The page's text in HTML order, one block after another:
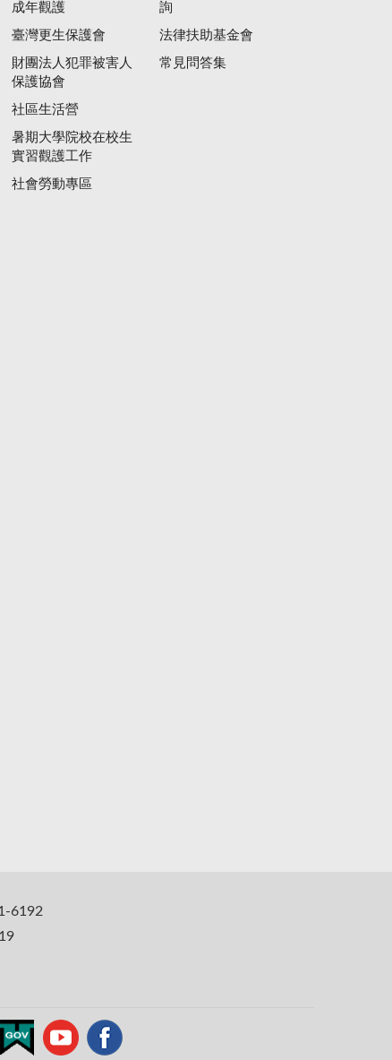
成年觀護
臺灣更生保護會
財團法人犯罪被害人
保護協會
社區生活營
暑期大學院校在校生
實習觀護工作
社會勞動專區
詢
法律扶助基金會
常見問答集
6192